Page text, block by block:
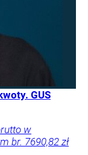
GUS
w
br. 7690,82 zł